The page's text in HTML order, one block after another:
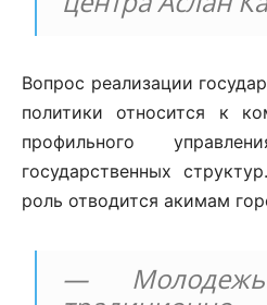
Вопрос реализации
политики относится к
профильного
государственных
роль отводится акимам
— Молодежь